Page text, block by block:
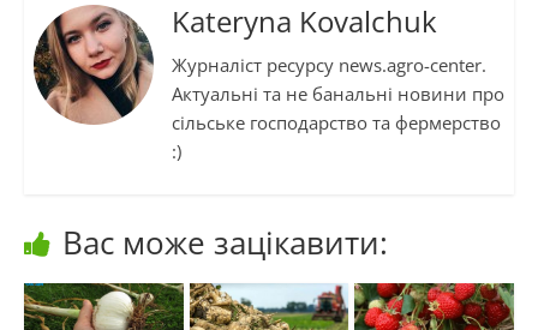
Kateryna Kovalchuk
Журналіст ресурсу news.agro-center.
Актуальні та не банальні новини про
сільське господарство та фермерство
:)
Вас може зацікавити: